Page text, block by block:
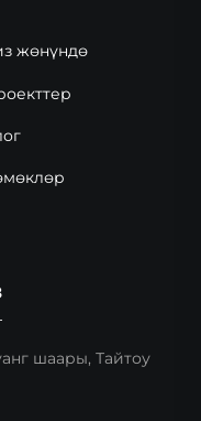
жөнүндө
шаары, Тайтоу